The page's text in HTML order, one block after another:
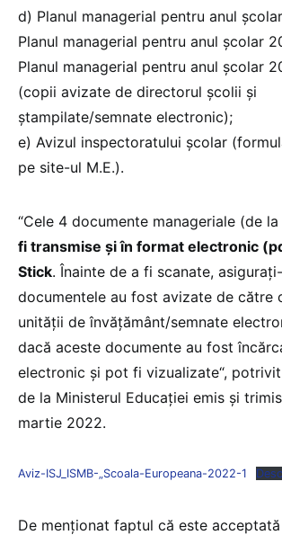
d) Planul managerial pentru anul
Planul managerial pentru anul școlar
Planul managerial pentru anul școlar
(copii avizate de directorul școlii şi
ştampilate/semnate electronic);
e) Avizul inspectoratului școlar
pe site-ul M.E.).
“Cele 4 documente manageriale (de
fi transmise și în format electronic
Stick. Înainte de a fi scanate,
documentele au fost avizate de către
unității de învățământ/semnate
dacă aceste documente au fost
electronic și pot fi vizualizate“,
de la Ministerul Educației emis și
martie 2022.
Aviz-ISJ_ISMB-„Scoala-Europeana-2022-1
De menționat faptul că este